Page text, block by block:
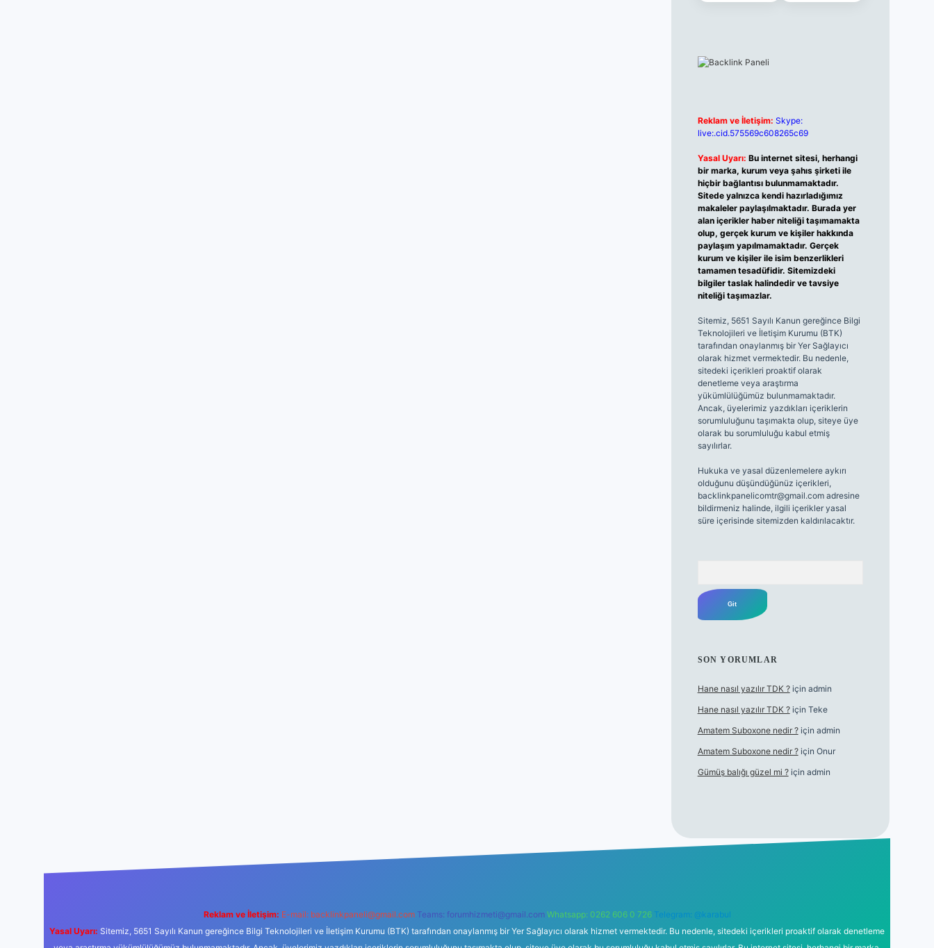
Reklam ve İletişim: Skype:
live:.cid.575569c608265c69
Yasal Uyarı: Bu internet sitesi, herhangi
bir marka, kurum veya şahıs şirketi ile
hiçbir bağlantısı bulunmamaktadır.
Sitede yalnızca kendi hazırladığımız
makaleler paylaşılmaktadır. Burada yer
alan içerikler haber niteliği taşımamakta
olup, gerçek kurum ve kişiler hakkında
paylaşım yapılmamaktadır. Gerçek
kurum ve kişiler ile isim benzerlikleri
tamamen tesadüfidir. Sitemizdeki
bilgiler taslak halindedir ve tavsiye
niteliği taşımazlar.
Sitemiz, 5651 Sayılı Kanun gereğince Bilgi
Teknolojileri ve İletişim Kurumu (BTK)
tarafından onaylanmış bir Yer Sağlayıcı
olarak hizmet vermektedir. Bu nedenle,
sitedeki içerikleri proaktif olarak
denetleme veya araştırma
yükümlülüğümüz bulunmamaktadır.
Ancak, üyelerimiz yazdıkları içeriklerin
sorumluluğunu taşımakta olup, siteye üye
olarak bu sorumluluğu kabul etmiş
sayılırlar.
Hukuka ve yasal düzenlemelere aykırı
olduğunu düşündüğünüz içerikleri,
backlinkpanelicomtr@gmail.comadresine
bildirmeniz halinde, ilgili içerikler yasal
süre içerisinde sitemizden kaldırılacaktır.
SON YORUMLAR
Hane nasıl yazılır TDK ?için admin
Hane nasıl yazılır TDK ?için Teke
Amatem Suboxone nedir ?için admin
Amatem Suboxone nedir ?için Onur
Gümüş balığı güzel mi ?için admin
Reklam ve İletişim: E-mail: backlinkpaneli@gmail.com Teams: forumhizmeti@gmail.com Whatsapp: 0262 606 0 726 Telegram: @karabul
Yasal Uyarı: Sitemiz, 5651 Sayılı Kanun gereğince Bilgi Teknolojileri ve İletişim Kurumu (BTK) tarafından onaylanmış bir Yer Sağlayıcı olarak hizmet vermektedir. Bu nedenle, sitedeki içerikleri proaktif olarak denetleme